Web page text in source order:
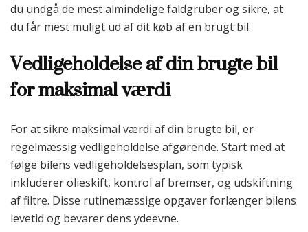
du undgå de mest almindelige faldgruber og sikre, at
du får mest muligt ud af dit køb af en brugt bil.
Vedligeholdelse af din brugte bil
for maksimal værdi
For at sikre maksimal værdi af din brugte bil, er
regelmæssig vedligeholdelse afgørende. Start med at
følge bilens vedligeholdelsesplan, som typisk
inkluderer olieskift, kontrol af bremser, og udskiftning
af filtre. Disse rutinemæssige opgaver forlænger bilens
levetid og bevarer dens ydeevne.